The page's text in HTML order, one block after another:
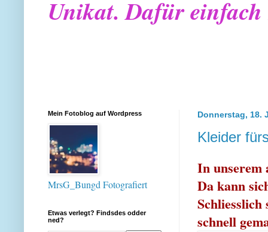
Unikat. Dafür
Donnerstag, 18.
Kleider
In unserem
Da kann
schnell
Mein Fotoblog auf Wordpress
MrsG_Bungd Fotografiert
Etwas verlegt? Findsdes odder
ned?